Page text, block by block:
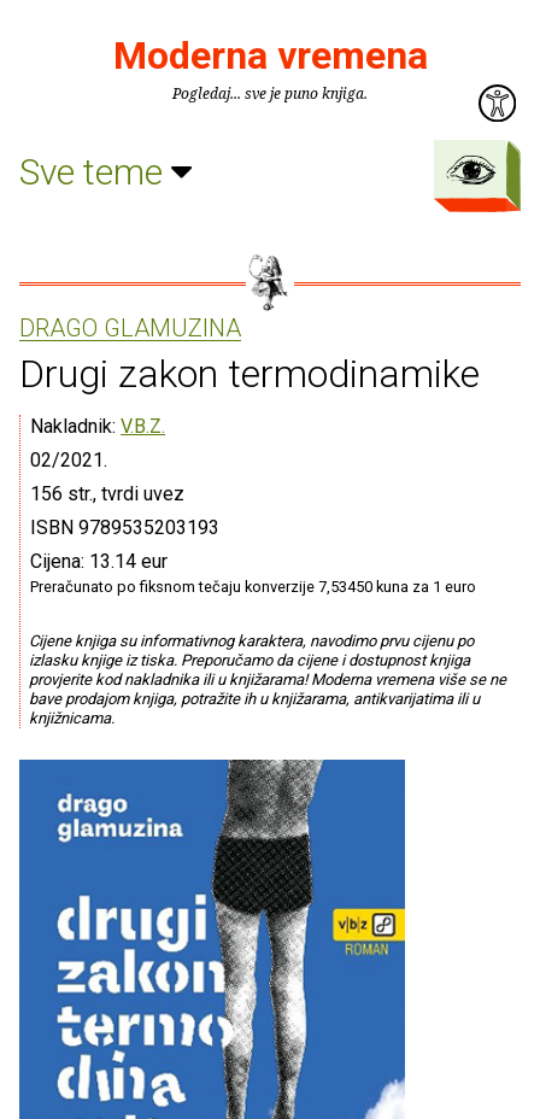
Moderna vremena
Pogledaj... sve je puno knjiga.
Sve teme
DRAGO GLAMUZINA
Drugi zakon termodinamike
Nakladnik: V.B.Z.
02/2021.
156 str., tvrdi uvez
ISBN 9789535203193
Cijena: 13.14 eur
Preračunato po fiksnom tečaju konverzije 7,53450 kuna za 1 euro
Cijene knjiga su informativnog karaktera, navodimo prvu cijenu po
izlasku knjige iz tiska. Preporučamo da cijene i dostupnost knjiga
provjerite kod nakladnika ili u knjižarama! Moderna vremena više se ne
bave prodajom knjiga, potražite ih u knjižarama, antikvarijatima ili u
knjižnicama.